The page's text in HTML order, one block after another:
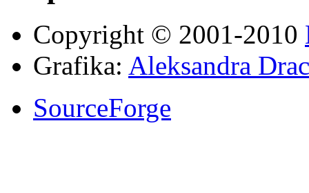
Copyright © 2001-2010
Grafika: Aleksandra
SourceForge